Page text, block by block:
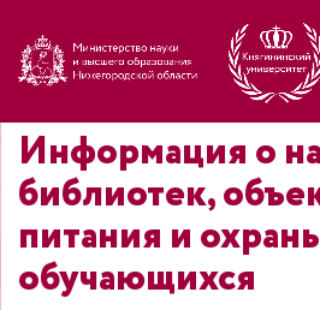
Информация о
библиотек,
питания и
обучающихся